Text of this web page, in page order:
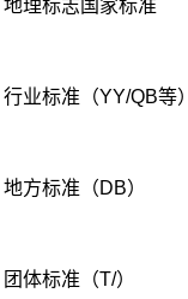
地理标志国家标准
行业标准（YY/QB等）
地方标准（DB）
团体标准（T/）